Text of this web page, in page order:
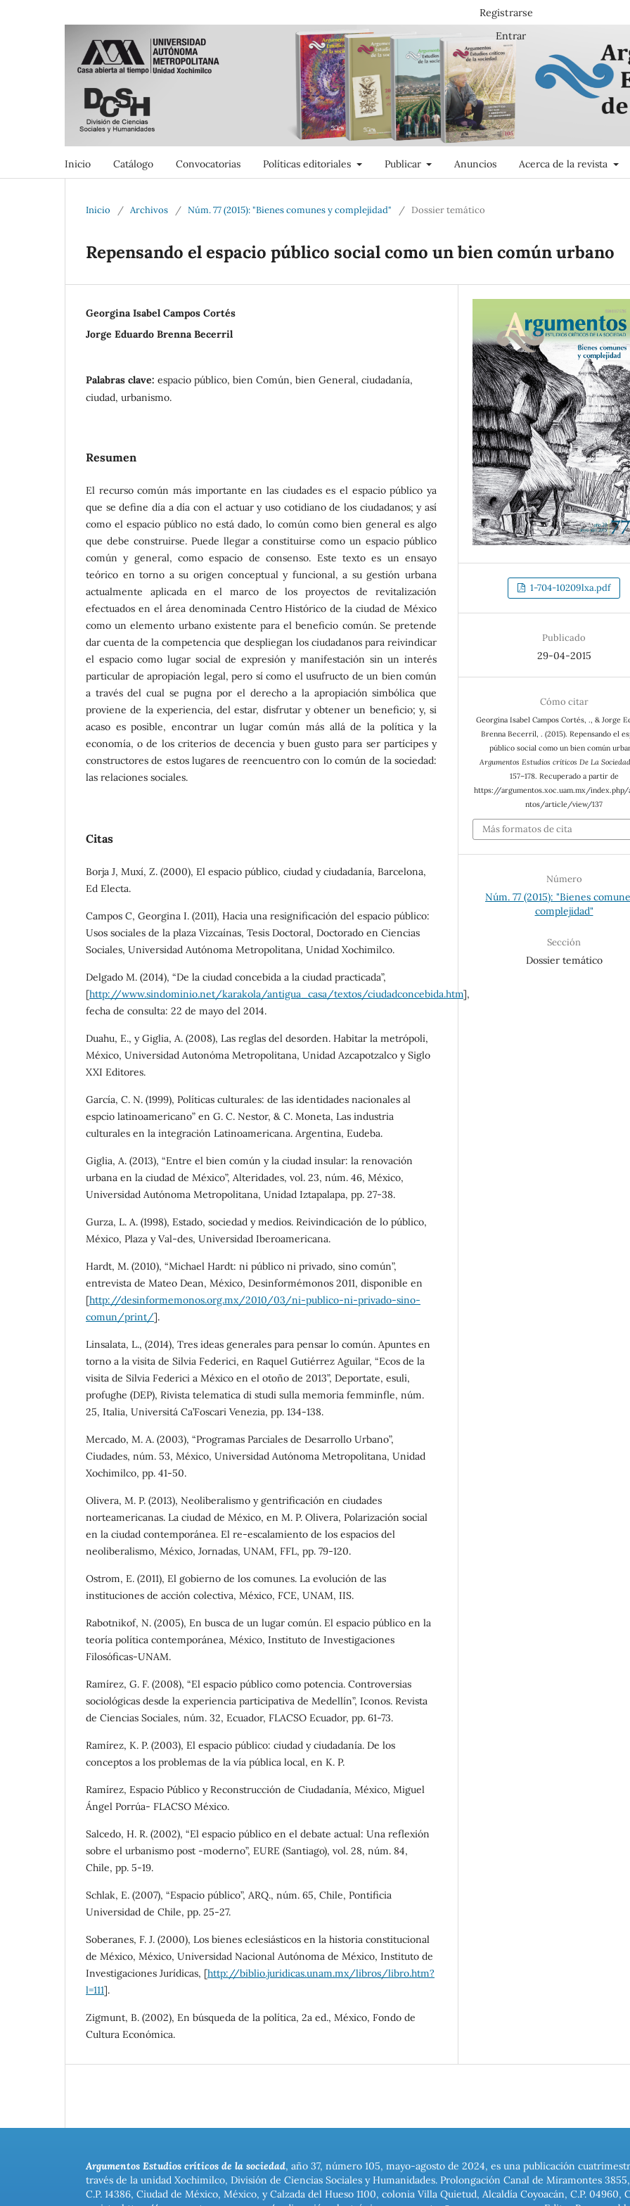
Inicio Catálogo Convocatorias Políticas editoriales Publicar Anuncios Acerca de la revista
Registrarse
Entrar
Inicio / Archivos / Núm. 77 (2015): "Bienes comunes y complejidad" / Dossier temático
Repensando el espacio público social como un bien común urbano
Georgina Isabel Campos Cortés
Jorge Eduardo Brenna Becerril
Palabras clave: espacio público, bien Común, bien General, ciudadanía,
ciudad, urbanismo.
Resumen
El recurso común más importante en las ciudades es el espacio público ya
que se define día a día con el actuar y uso cotidiano de los ciudadanos; y así
como el espacio público no está dado, lo común como bien general es algo
que debe construirse. Puede llegar a constituirse como un espacio público
común y general, como espacio de consenso. Este texto es un ensayo
teórico en torno a su origen conceptual y funcional, a su gestión urbana
actualmente aplicada en el marco de los proyectos de revitalización
efectuados en el área denominada Centro Histórico de la ciudad de México
como un elemento urbano existente para el beneficio común. Se pretende
dar cuenta de la competencia que despliegan los ciudadanos para reivindicar
el espacio como lugar social de expresión y manifestación sin un interés
particular de apropiación legal, pero sí como el usufructo de un bien común
a través del cual se pugna por el derecho a la apropiación simbólica que
proviene de la experiencia, del estar, disfrutar y obtener un beneficio; y, si
acaso es posible, encontrar un lugar común más allá de la política y la
economía, o de los criterios de decencia y buen gusto para ser partícipes y
constructores de estos lugares de reencuentro con lo común de la sociedad:
las relaciones sociales.
Citas
Borja J, Muxí, Z. (2000), El espacio público, ciudad y ciudadanía, Barcelona,
Ed Electa.
Campos C, Georgina I. (2011), Hacia una resignificación del espacio público:
Usos sociales de la plaza Vizcaínas, Tesis Doctoral, Doctorado en Ciencias
Sociales, Universidad Autónoma Metropolitana, Unidad Xochimilco.
Delgado M. (2014), “De la ciudad concebida a la ciudad practicada”,
[http://www.sindominio.net/karakola/antigua_casa/textos/ciudadconcebida.htm],
fecha de consulta: 22 de mayo del 2014.
Duahu, E., y Giglia, A. (2008), Las reglas del desorden. Habitar la metrópoli,
México, Universidad Autonóma Metropolitana, Unidad Azcapotzalco y Siglo
XXI Editores.
García, C. N. (1999), Políticas culturales: de las identidades nacionales al
espcio latinoamericano” en G. C. Nestor, & C. Moneta, Las industria
culturales en la integración Latinoamericana. Argentina, Eudeba.
Giglia, A. (2013), “Entre el bien común y la ciudad insular: la renovación
urbana en la ciudad de México”, Alteridades, vol. 23, núm. 46, México,
Universidad Autónoma Metropolitana, Unidad Iztapalapa, pp. 27-38.
Gurza, L. A. (1998), Estado, sociedad y medios. Reivindicación de lo público,
México, Plaza y Val-des, Universidad Iberoamericana.
Hardt, M. (2010), “Michael Hardt: ni público ni privado, sino común”,
entrevista de Mateo Dean, México, Desinformémonos 2011, disponible en
[http://desinformemonos.org.mx/2010/03/ni-publico-ni-privado-sino-
comun/print/].
Linsalata, L., (2014), Tres ideas generales para pensar lo común. Apuntes en
torno a la visita de Silvia Federici, en Raquel Gutiérrez Aguilar, “Ecos de la
visita de Silvia Federici a México en el otoño de 2013”, Deportate, esuli,
profughe (DEP), Rivista telematica di studi sulla memoria femminfle, núm.
25, Italia, Universitá Ca’Foscari Venezia, pp. 134-138.
Mercado, M. A. (2003), “Programas Parciales de Desarrollo Urbano”,
Ciudades, núm. 53, México, Universidad Autónoma Metropolitana, Unidad
Xochimilco, pp. 41-50.
Olivera, M. P. (2013), Neoliberalismo y gentrificación en ciudades
norteamericanas. La ciudad de México, en M. P. Olivera, Polarización social
en la ciudad contemporánea. El re-escalamiento de los espacios del
neoliberalismo, México, Jornadas, UNAM, FFL, pp. 79-120.
Ostrom, E. (2011), El gobierno de los comunes. La evolución de las
instituciones de acción colectiva, México, FCE, UNAM, IIS.
Rabotnikof, N. (2005), En busca de un lugar común. El espacio público en la
teoría política contemporánea, México, Instituto de Investigaciones
Filosóficas-UNAM.
Ramírez, G. F. (2008), “El espacio público como potencia. Controversias
sociológicas desde la experiencia participativa de Medellín”, Iconos. Revista
de Ciencias Sociales, núm. 32, Ecuador, FLACSO Ecuador, pp. 61-73.
Ramírez, K. P. (2003), El espacio público: ciudad y ciudadanía. De los
conceptos a los problemas de la vía pública local, en K. P.
Ramírez, Espacio Público y Reconstrucción de Ciudadanía, México, Miguel
Ángel Porrúa- FLACSO México.
Salcedo, H. R. (2002), “El espacio público en el debate actual: Una reflexión
sobre el urbanismo post -moderno”, EURE (Santiago), vol. 28, núm. 84,
Chile, pp. 5-19.
Schlak, E. (2007), “Espacio público”, ARQ., núm. 65, Chile, Pontificia
Universidad de Chile, pp. 25-27.
Soberanes, F. J. (2000), Los bienes eclesiásticos en la historia constitucional
de México, México, Universidad Nacional Autónoma de México, Instituto de
Investigaciones Jurídicas, [http://biblio.juridicas.unam.mx/libros/libro.htm?
l=111].
Zigmunt, B. (2002), En búsqueda de la política, 2a ed., México, Fondo de
Cultura Económica.
1-704-10209lxa.pdf
Publicado
29-04-2015
Cómo citar
Georgina Isabel Campos Cortés, ., & Jorge
Brenna Becerril, . (2015). Repensando el
público social como un bien común
Argumentos Estudios críticos De La Sociedad
157–178. Recuperado a partir de
https://argumentos.xoc.uam.mx/index.php/
ntos/article/view/137
Más formatos de cita
Número
Núm. 77 (2015): "Bienes
complejidad"
Sección
Dossier temático
Argumentos Estudios críticos de la sociedad, año 37, número 105, mayo-agosto de 2024, es una publicación
través de la unidad Xochimilco, División de Ciencias Sociales y Humanidades. Prolongación Canal de Miramontes
C.P. 14386, Ciudad de México, México, y Calzada del Hueso 1100, colonia Villa Quietud, Alcaldía Coyoacán, C.P.